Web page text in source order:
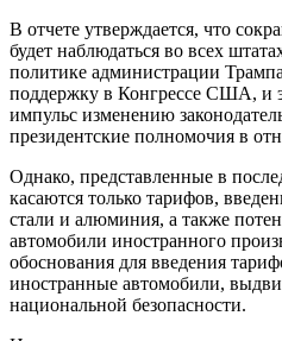
В отчете утверждается, что
будет наблюдаться во всех
политике администрации
поддержку в Конгрессе США, и
импульс изменению
президентские полномочия в
Однако, представленные в
касаются только тарифов,
стали и алюминия, а также
автомобили иностранного
обоснования для введения
иностранные автомобили,
национальной безопасности.